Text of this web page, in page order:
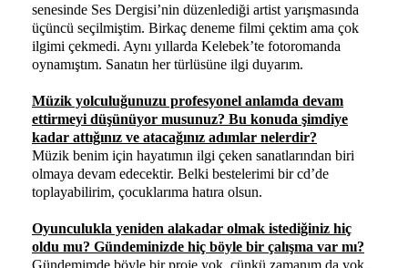
senesinde Ses Dergisi’nin düzenlediği artist yarışmasında
üçüncü seçilmiştim. Birkaç deneme filmi çektim ama çok
ilgimi çekmedi. Aynı yıllarda Kelebek’te fotoromanda
oynamıştım. Sanatın her türlüsüne ilgi duyarım.
Müzik yolculuğunuzu profesyonel anlamda devam
ettirmeyi düşünüyor musunuz? Bu konuda şimdiye
kadar attığınız ve atacağınız adımlar nelerdir?
Müzik benim için hayatımın ilgi çeken sanatlarından biri
olmaya devam edecektir. Belki bestelerimi bir cd’de
toplayabilirim, çocuklarıma hatıra olsun.
Oyunculukla yeniden alakadar olmak istediğiniz hiç
oldu mu? Gündeminizde hiç böyle bir çalışma var mı?
Gündemimde böyle bir proje yok. çünkü zamanım da yok.